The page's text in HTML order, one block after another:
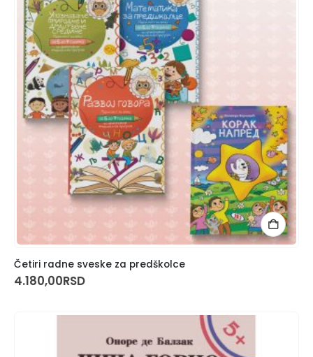
Četiri radne sveske za predškolce
4.180,00RSD